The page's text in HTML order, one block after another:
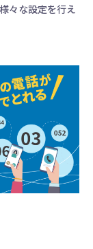
々な設定を行え